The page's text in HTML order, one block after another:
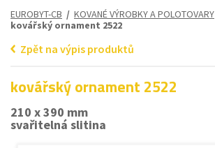
EUROBYT-CB / KOVANÉ VÝROBKY A POLOTOVARY
kovářský ornament 2522
Zpět na výpis produktů
kovářský ornament 2522
210 x 390 mm
svařitelná slitina